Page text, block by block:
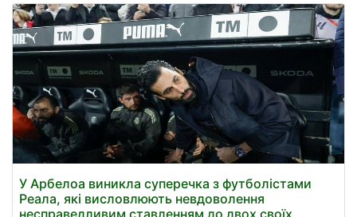
У Арбелоа виникла суперечка з футболістами
Реала, які висловлюють невдоволення
несправедливим ставленням до двох своїх